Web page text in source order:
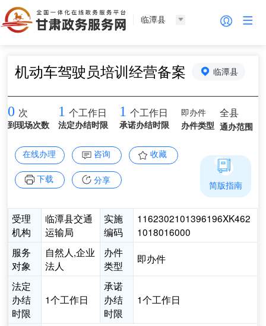
临潭县
机动车驾驶员培训经营备案 临潭县
0 次
到现场次数
1 个工作日
法定办结时限
1 个工作日
承诺办结时限
即办件
办件类型
全县
通办范围
在线办理 咨询 收藏
下载 分享
受理
机构
临潭县交通
运输局
实施
编码
1162302101396196XK462
1018016000
服务
对象
自然人,企业
法人
办件
类型
即办件
法定
办结
时限
1个工作日
承诺
办结
时限
1个工作日
简版指南